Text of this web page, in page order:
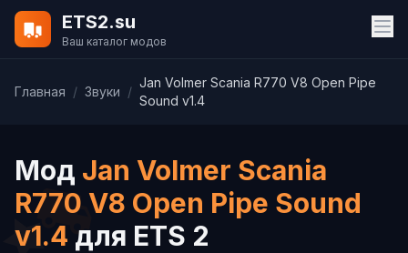
ETS2.su
Ваш каталог модов
Главная / Звуки /
Jan Volmer Scania R770 V8 Open Pipe
Sound v1.4
Мод Jan Volmer Scania
R770 V8 Open Pipe Sound
v1.4 для ETS 2